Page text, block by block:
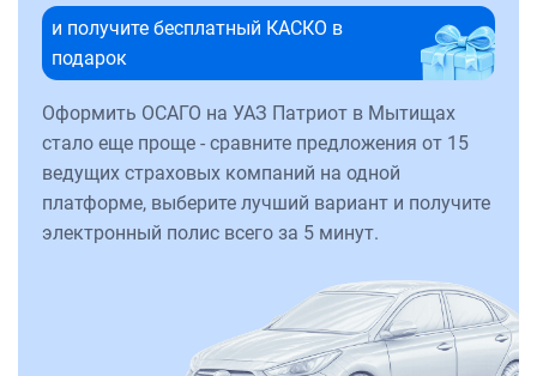
и получите бесплатный КАСКО в
подарок
Оформить ОСАГО на УАЗ Патриот в Мытищах
стало еще проще - сравните предложения от 15
ведущих страховых компаний на одной
платформе, выберите лучший вариант и получите
электронный полис всего за 5 минут.